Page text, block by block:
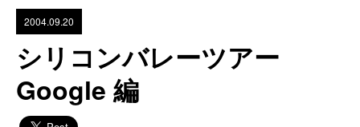
2004.09.20
シリコンバレーツアー
Google 編